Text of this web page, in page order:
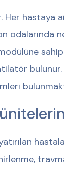
Her hastaya
odalarında